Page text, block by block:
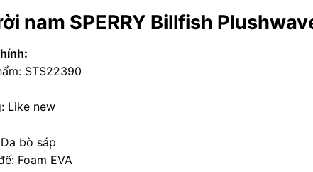
nam SPERRY Billfish
STS22390
Like new
bò sáp
Foam EVA